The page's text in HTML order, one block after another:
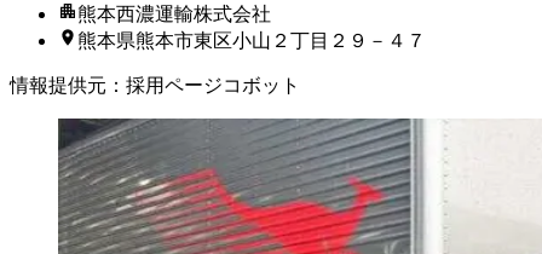
熊本西濃運輸株式会社
熊本県熊本市東区小山２丁目２９－４７
情報提供元 ： 採用ページコボット